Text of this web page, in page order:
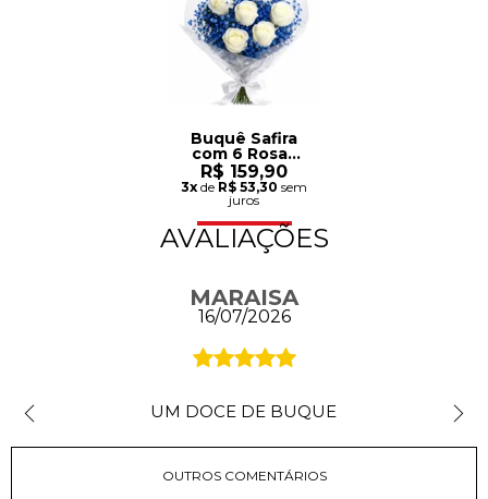
Buquê Safira
com 6 Rosas
Brancas
R$ 159,90
3xde R$ 53,30 sem
juros
AVALIAÇÕES
MARAISA
16/07/2026
UM DOCE DE BUQUE
OUTROS COMENTÁRIOS